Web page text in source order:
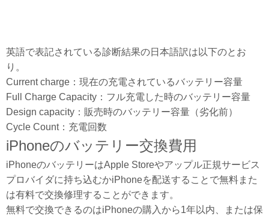
英語で表記されている診断結果の日本語訳は以下のとお
り。
Current charge：現在の充電されているバッテリー容量
Full Charge Capacity：フル充電した時のバッテリー容量
Design capacity：販売時のバッテリー容量（劣化前）
Cycle Count：充電回数
iPhoneのバッテリー交換費用
iPhoneのバッテリーはApple Storeやアップル正規サービス
プロバイダに持ち込むかiPhoneを配送することで無料また
は有料で交換修理することができます。
無料で交換できるのはiPhoneの購入から1年以内、または保